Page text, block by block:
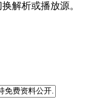
换解析或播放源。